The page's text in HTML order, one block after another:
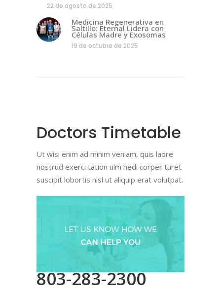
22 de agosto de 2025
Medicina Regenerativa en
Saltillo: Eternal Lidera con
Células Madre y Exosomas
19 de octubre de 2025
Doctors Timetable
Ut wisi enim ad minim veniam, quis laore
nostrud exerci tation ulm hedi corper turet
suscipit lobortis nisl ut aliquip erat volutpat.
803-283-2300